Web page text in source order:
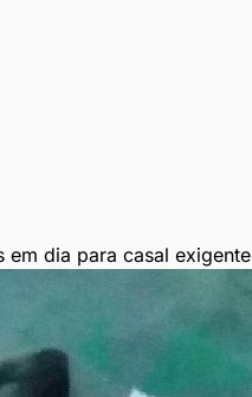
em dia para casal exigente